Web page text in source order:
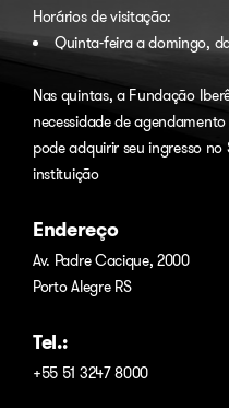
Horários de visitação:
Quinta-feira a domingo,
Nas quintas, a Fundação
necessidade de
pode adquirir seu ingresso no
instituição
Endereço
Av. Padre Cacique, 2000
Porto Alegre RS
Tel.:
+55 51 3247 8000